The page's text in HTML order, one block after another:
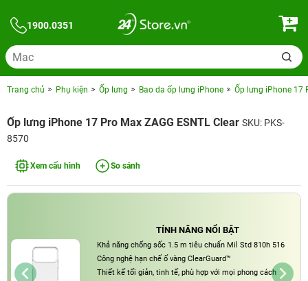
1900.0351
Trang chủ Phụ kiện Ốp lưng Bao da ốp lưng iPhone Ốp lưng iPhone 17
Ốp lưng iPhone 17 Pro Max ZAGG ESNTL Clear SKU: PKS-
8570
Xem cấu hình So sánh
TÍNH NĂNG NỔI BẬT
Khả năng chống sốc 1.5 m tiêu chuẩn Mil Std 810h 516
Công nghệ hạn chế ố vàng ClearGuard™
Thiết kế tối giản, tinh tế, phù hợp với mọi phong cách